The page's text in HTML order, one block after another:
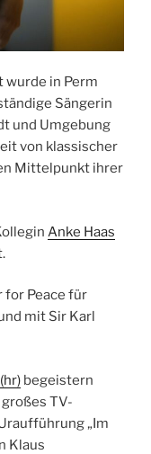
wurde in Perm
Sängerin
und Umgebung
von klassischer
Mittelpunkt ihrer
Anke Haas
for Peace für
mit Sir Karl
begeistern
TV-
„Im
Klaus